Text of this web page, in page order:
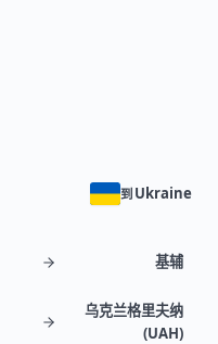
到 Ukraine
基辅
乌克兰格里夫纳
(UAH)